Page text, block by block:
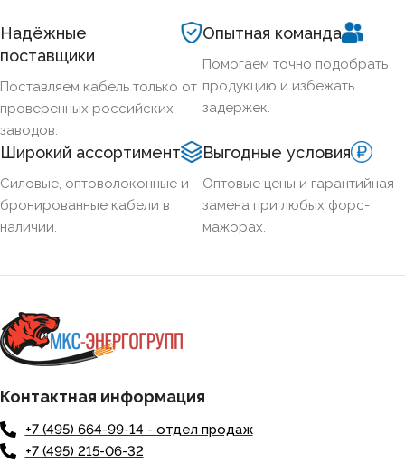
Надёжные
поставщики
Поставляем кабель только от
проверенных российских
заводов.
Опытная команда
Помогаем точно подобрать
продукцию и избежать
задержек.
Широкий ассортимент
Силовые, оптоволоконные и
бронированные кабели в
наличии.
Выгодные условия
Оптовые цены и гарантийная
замена при любых форс-
мажорах.
Контактная информация
+7 (495) 664-99-14 - отдел продаж
+7 (495) 215-06-32